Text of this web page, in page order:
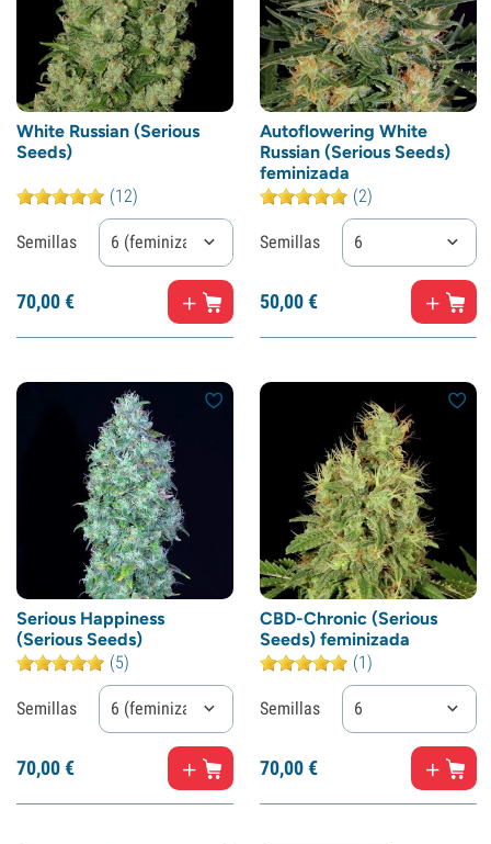
White Russian (Serious
Seeds)
(12)
Semillas 6 (feminizadas)
70,00€
Autoflowering White
Russian (Serious Seeds)
feminizada
(2)
Semillas 6
50,00€
Serious Happiness
(Serious Seeds)
(5)
Semillas 6 (feminizadas)
70,00€
CBD-Chronic (Serious
Seeds) feminizada
(1)
Semillas 6
70,00€